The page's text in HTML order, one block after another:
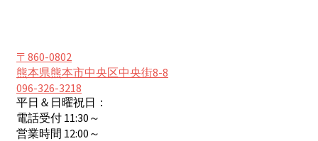
〒860-0802
熊本県熊本市中央区中央街8-8
096-326-3218
平日＆日曜祝日：
電話受付 11:30～
営業時間 12:00～